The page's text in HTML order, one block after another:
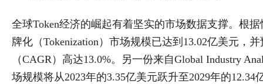
全球Token经济的崛起有着坚实的市场数据支撑。根
牌化（Tokenization）市场规模已达到13.02亿美元，
（CAGR）高达13.0%。另一份来自Global Industry
场规模将从2023年的3.35亿美元跃升至2029年的12.34